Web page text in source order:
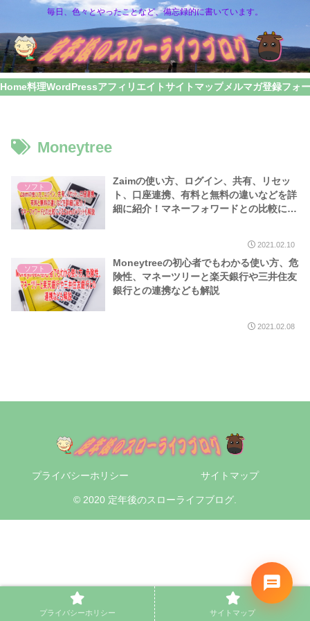
毎日、色々とやったことなど、備忘録的に書いています。
Home料理WordPressアフィリエイトサイトマップメルマガ登録フォ
Moneytree
ソフト
Zaimの使い方、ログイン、共有、リセッ
ト、口座連携、有料と無料の違いなどを詳
細に紹介！マネーフォワードとの比較によ
2021.02.10
ソフト
Moneytreeの初心者でもわかる使い方、危
険性、マネーツリーと楽天銀行や三井住友
銀行との連携なども解説
2021.02.08
プライバシーホリシー サイトマップ
© 2020 定年後のスローライフブログ.
プライバシーホリシー サイトマップ